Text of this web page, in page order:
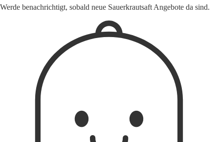
Werde benachrichtigt, sobald neue Sauerkrautsaft Angebote da sind.